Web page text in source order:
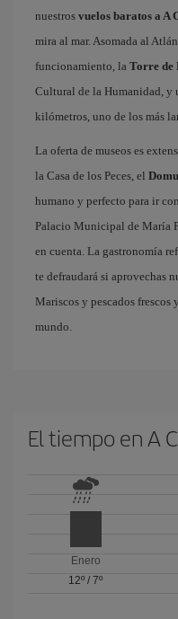
nuestros vuelos baratos a A
mira al mar. Asomada al
funcionamiento, la Torre de
Cultural de la Humanidad, y
kilómetros, uno de los más
La oferta de museos es
la Casa de los Peces, el
humano y perfecto para ir
Palacio Municipal de María
en cuenta. La gastronomía
te defraudará si aprovechas
Mariscos y pescados frescos
mundo.
El tiempo en A
Enero
12º /7º